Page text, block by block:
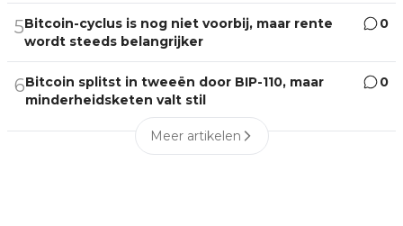
5Bitcoin-cyclus is nog niet voorbij, maar rente
wordt steeds belangrijker
0
6Bitcoin splitst in tweeën door BIP-110, maar
minderheidsketen valt stil
0
Meer artikelen